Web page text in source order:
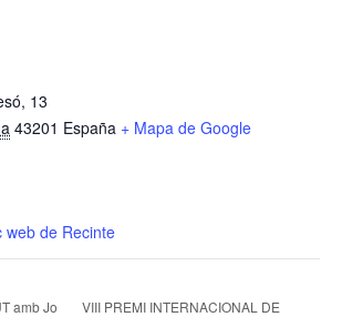
13
43201 España + Mapa de Google
web de Recinte
amb Jo VIII PREMI INTERNACIONAL DE